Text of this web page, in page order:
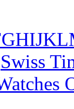
GHIJKL
Swiss